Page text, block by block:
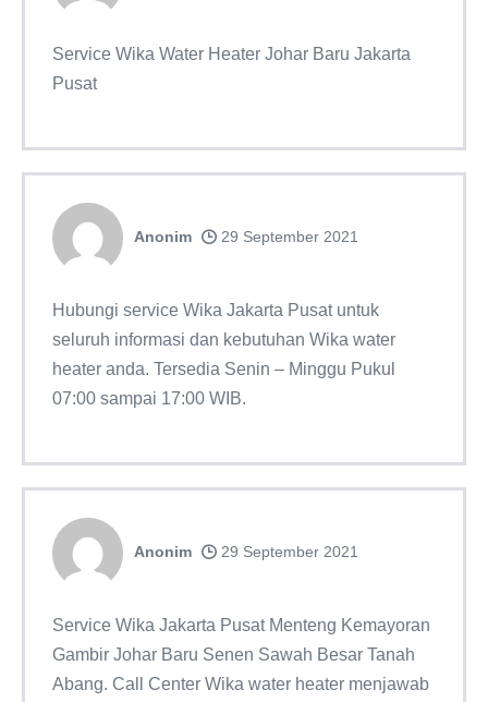
Service Wika Water Heater Johar Baru Jakarta
Pusat
Anonim 29 September 2021
Hubungi service Wika Jakarta Pusat untuk
seluruh informasi dan kebutuhan Wika water
heater anda. Tersedia Senin – Minggu Pukul
07:00 sampai 17:00 WIB.
Anonim 29 September 2021
Service Wika Jakarta Pusat Menteng Kemayoran
Gambir Johar Baru Senen Sawah Besar Tanah
Abang. Call Center Wika water heater menjawab